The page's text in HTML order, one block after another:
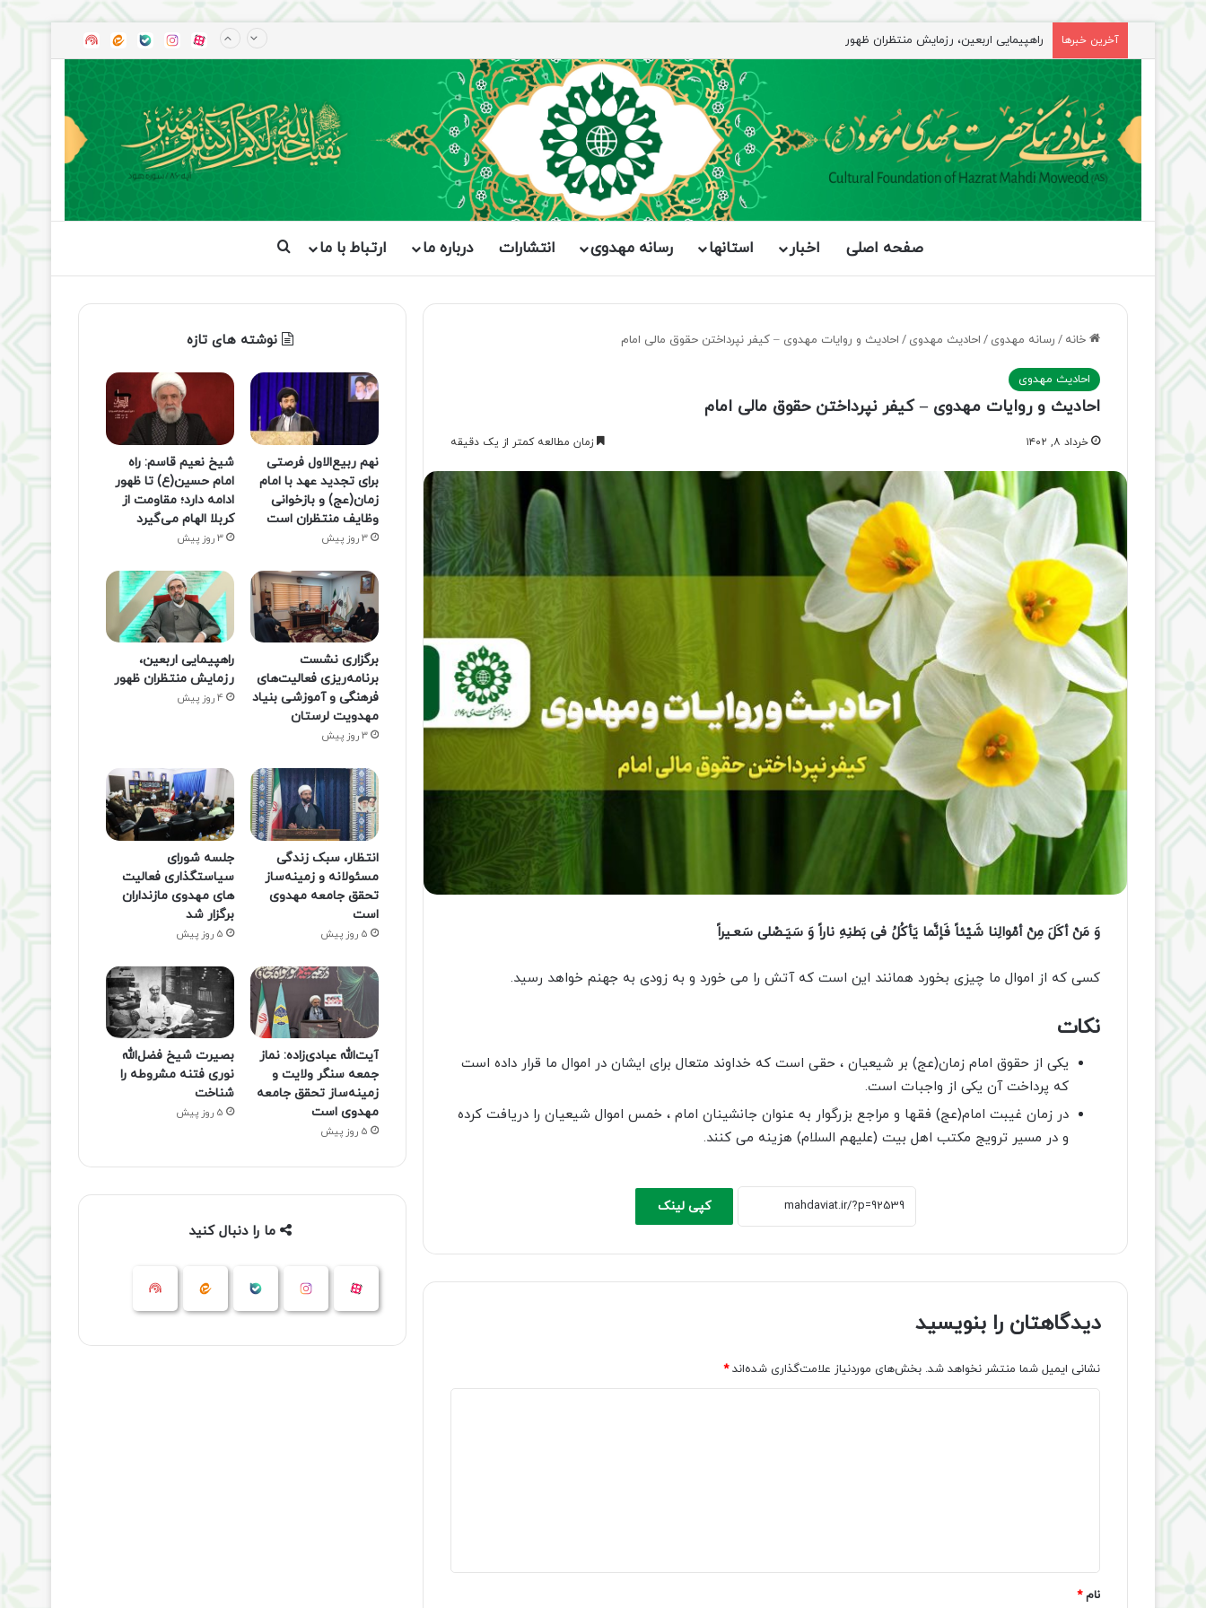
آخرین خبرها راهپیمایی اربعین، رزمایش منتظران ظهور آپاراتاینستاگرام
بله ایتا
صفحه اصلی اخبار استانها رسانه مهدوی انتشارات درباره ما ارتباط با ما جستجو برای
خانه / رسانه مهدوی / احادیث مهدوی / احادیث و روایات مهدوی – کیفر نپرداختن حقوق مالی امام
احادیث مهدوی
احادیث و روایات مهدوی – کیفر نپرداختن حقوق مالی امام
خرداد ۸, ۱۴۰۲ زمان مطالعه کمتر از یک دقیقه
وَ مَنْ أکَلَ مِنْ أمْوالِنا شَیْئاً فَإنَّما یَأکُلُ فى بَطنِهِ ناراً وَ سَیَـصْلى سَعـیراً
کسى که از اموال ما چیزى بخورد همانند این است که آتش را مى خورد و به زودى به جهنم خواهد رسید.
نکات
یکی از حقوق امام زمان(عج) بر شیعیان ، حقی است که خداوند متعال برای ایشان در اموال ما قرار داده است
که پرداخت آن یکی از واجبات است.
در زمان غیبت امام(عج) فقها و مراجع بزرگوار به عنوان جانشینان امام ، خمس اموال شیعیان را دریافت کرده
و در مسیر ترویج مکتب اهل بیت (علیهم السلام) هزینه می کنند.
کپی لینک
دیدگاهتان را بنویسید
نشانی ایمیل شما منتشر نخواهد شد. بخش‌های موردنیاز علامت‌گذاری شده‌اند*
نام*
نوشته های تازه
نهم ربیع‌الاول فرصتی
برای تجدید عهد با امام
زمان(عج) و بازخوانی
وظایف منتظران است
3 روز پیش
شیخ نعیم قاسم: راه
امام حسین(ع) تا ظهور
ادامه دارد؛ مقاومت از
کربلا الهام می‌گیرد
3 روز پیش
برگزاری نشست
برنامه‌ریزی فعالیت‌های
فرهنگی و آموزشی بنیاد
مهدویت لرستان
3 روز پیش
راهپیمایی اربعین،
رزمایش منتظران ظهور
4 روز پیش
انتظار، سبک زندگی
مسئولانه و زمینه‌ساز
تحقق جامعه مهدوی
است
5 روز پیش
جلسه شورای
سیاستگذاری فعالیت
های مهدوی مازنداران
برگزار شد
5 روز پیش
آیت‌الله عبادی‌زاده: نماز
جمعه سنگر ولایت و
زمینه‌ساز تحقق جامعه
مهدوی است
5 روز پیش
بصیرت شیخ فضل‌الله
نوری فتنه مشروطه را
شناخت
5 روز پیش
ما را دنبال کنید
آپارات اینستاگرام ایتا